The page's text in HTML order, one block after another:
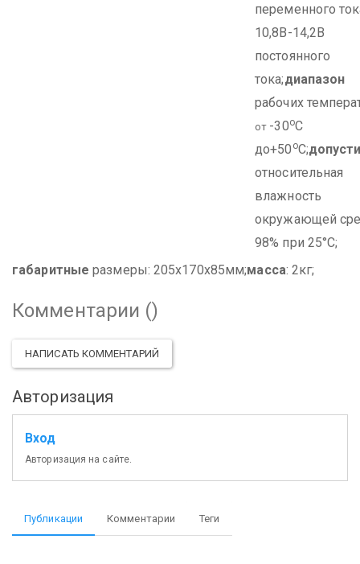
переменного
10,8В-14,2В
постоянного
тока;диапазон
рабочих
от -30оС
до+50 оС;
относительная
влажность
окружающей
98% при 25°С;
габаритные размеры: 205х170х85мм;масса: 2кг;
Комментарии ()
НАПИСАТЬ КОММЕНТАРИЙ
Авторизация
Вход
Авторизация на сайте.
Публикации Комментарии Теги